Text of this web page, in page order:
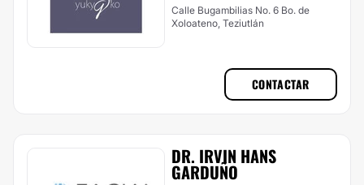
Calle Bugambilias No. 6 Bo. de
Xoloateno, Teziutlán
CONTACTAR
DR. IRVIN HANS
GARDUÑO